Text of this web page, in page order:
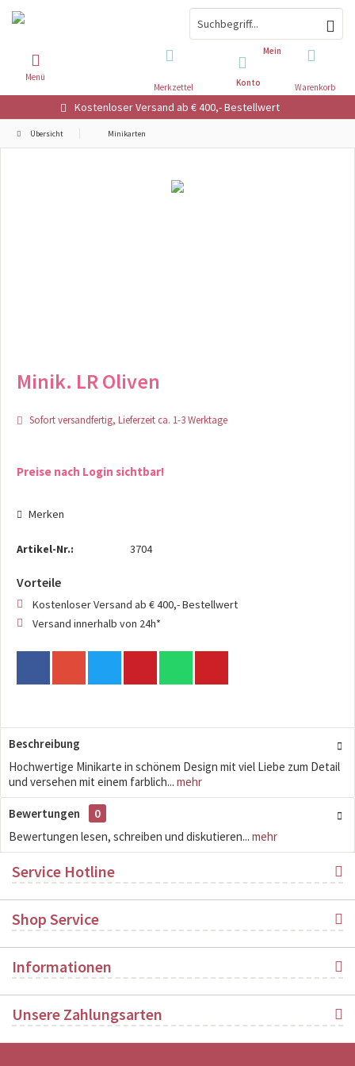
Kostenloser Versand ab € 400,- Bestellwert
Warenkorb
Merkzettel
Mein
Konto
Menü
Übersicht Minikarten
Minik. LR Oliven
Sofort versandfertig, Lieferzeit ca. 1-3 Werktage
Preise nach Login sichtbar!
Merken
Artikel-Nr.: 3704
Vorteile
Kostenloser Versand ab € 400,- Bestellwert
Versand innerhalb von 24h*
Beschreibung
Hochwertige Minikarte in schönem Design mit viel Liebe zum Detail
und versehen mit einem farblich... mehr
Bewertungen
0
Bewertungen lesen, schreiben und diskutieren... mehr
Service Hotline
Shop Service
Informationen
Unsere Zahlungsarten